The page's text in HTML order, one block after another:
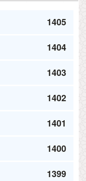
1405
1404
1403
1402
1401
1400
1399